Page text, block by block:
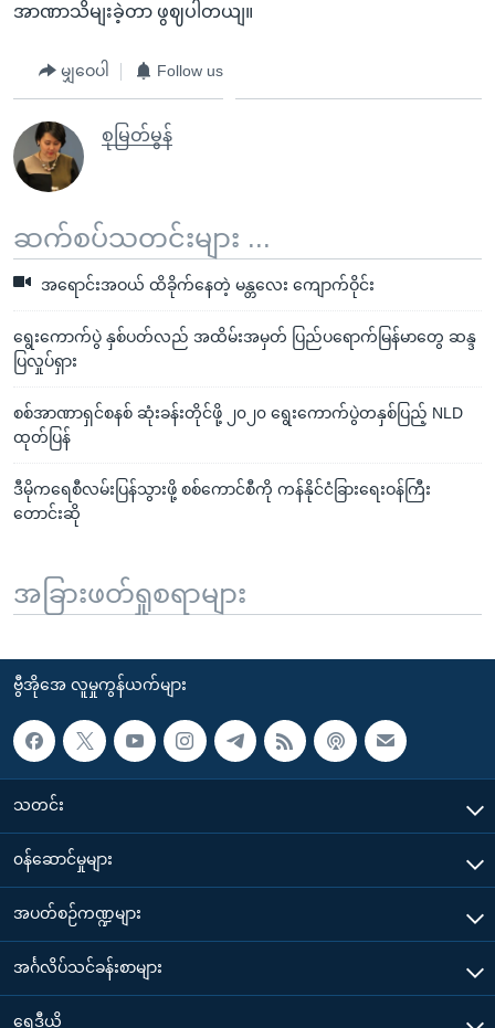
အာဏာသိမျးခဲ့တာ ဖွဈပါတယျ။
မျှဝေပါ Follow us
စုမြတ်မွန်
ဆက်စပ်သတင်းများ ...
အရောင်းအဝယ် ထိခိုက်နေတဲ့ မန္တလေး ကျောက်ဝိုင်း
ရွေးကောက်ပွဲ နှစ်ပတ်လည် အထိမ်းအမှတ် ပြည်ပရောက်မြန်မာတွေ ဆန္ဒ
ပြလှုပ်ရှား
စစ်အာဏာရှင်စနစ် ဆုံးခန်းတိုင်ဖို့ ၂၀၂၀ ရွေးကောက်ပွဲတနှစ်ပြည့် NLD
ထုတ်ပြန်
ဒီမိုကရေစီလမ်းပြန်သွားဖို့ စစ်ကောင်စီကို ကန်နိုင်ငံခြားရေးဝန်ကြီး
တောင်းဆို
အခြားဖတ်ရှုစရာများ
ဗွီအိုအေ လူမှုကွန်ယက်များ
သတင်း
၀န်ဆောင်မှုများ
အပတ်စဉ်ကဏ္ဍများ
အင်္ဂလိပ်သင်ခန်းစာများ
ရေဒီယို